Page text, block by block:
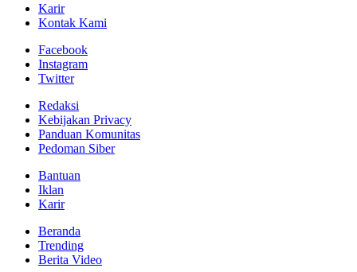
Karir
Kontak Kami
Facebook
Instagram
Twitter
Redaksi
Kebijakan Privacy
Panduan Komunitas
Pedoman Siber
Bantuan
Iklan
Karir
Beranda
Trending
Berita Video